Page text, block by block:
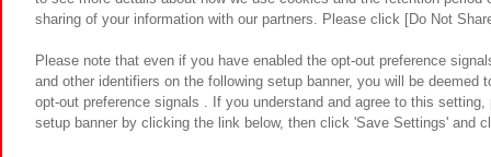
sharing of your information with our partners. Please click [Do Not
Please note that even if you have enabled the opt-out preference
and other identifiers on the following setup banner, you will be
opt-out preference signals . If you understand and agree to this
setup banner by clicking the link below, then click 'Save Settings' and